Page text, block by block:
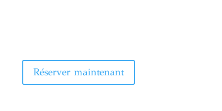
Réserver maintenant